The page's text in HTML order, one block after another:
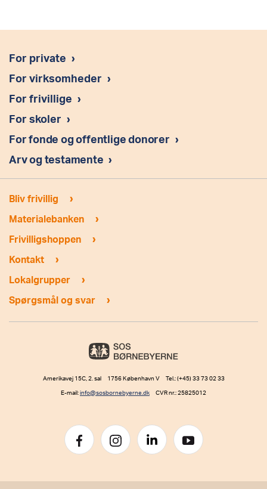
For private ›
For virksomheder ›
For frivillige ›
For skoler ›
For fonde og offentlige donorer ›
Arv og testamente ›
Bliv frivillig ›
Materialebanken ›
Frivilligshoppen ›
Kontakt ›
Lokalgrupper ›
Spørgsmål og svar ›
Amerikavej 15C, 2. sal 1756 København V Tel.: (+45) 33 73 02 33
E-mail:info@sosbornebyerne.dk CVR nr.: 25825012